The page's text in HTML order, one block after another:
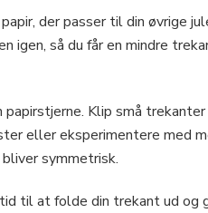
der passer til din øvrige
igen, så du får en mindre
Klip små
eller eksperimentere med
symmetrisk.
til at folde din trekant ud og